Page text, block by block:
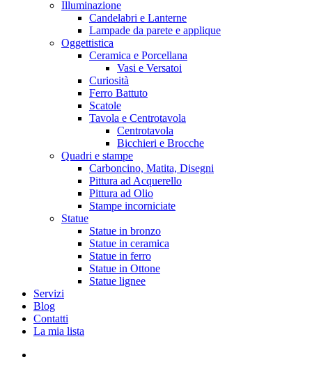
Illuminazione
Candelabri e Lanterne
Lampade da parete e applique
Oggettistica
Ceramica e Porcellana
Vasi e Versatoi
Curiosità
Ferro Battuto
Scatole
Tavola e Centrotavola
Centrotavola
Bicchieri e Brocche
Quadri e stampe
Carboncino, Matita, Disegni
Pittura ad Acquerello
Pittura ad Olio
Stampe incorniciate
Statue
Statue in bronzo
Statue in ceramica
Statue in ferro
Statue in Ottone
Statue lignee
Servizi
Blog
Contatti
La mia lista